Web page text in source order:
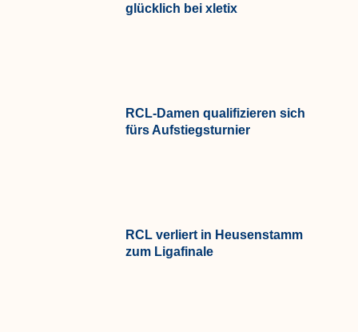
glücklich bei xletix
RCL-Damen qualifizieren sich
fürs Aufstiegsturnier
RCL verliert in Heusenstamm
zum Ligafinale